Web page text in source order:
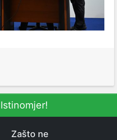
Zašto ne